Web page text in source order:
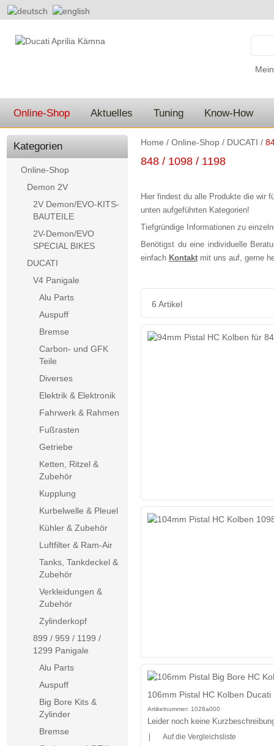
Online-Shop Aktuelles Tuning Know-How
Home / Online-Shop / DUCATI /
848 / 1098 / 1198
Hier findest du alle Produkte die wir
unten aufgeführten Kategorien!
Tiefgründige Informationen zu
Benötigst du eine individuelle
einfach Kontakt mit uns auf, gerne
6 Artikel
106mm Pistal HC Kolben
Artikelnummer: 1028a000
Leider noch keine
Auf die Vergleichsliste
Kategorien
Online-Shop
Demon 2V
2V Demon/EVO-KITS-
BAUTEILE
2V-Demon/EVO
SPECIAL BIKES
DUCATI
V4 Panigale
Alu Parts
Auspuff
Bremse
Carbon- und GFK
Teile
Diverses
Elektrik & Elektronik
Fahrwerk & Rahmen
Fußrasten
Getriebe
Ketten, Ritzel &
Zubehör
Kupplung
Kurbelwelle & Pleuel
Kühler & Zubehör
Luftfilter & Ram-Air
Tanks, Tankdeckel &
Zubehör
Verkleidungen &
Zubehör
Zylinderkopf
899 / 959 / 1199 /
1299 Panigale
Alu Parts
Auspuff
Big Bore Kits &
Zylinder
Bremse